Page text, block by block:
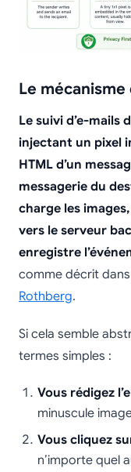
Le mécanisme
Le suivi d’e-mails
injectant un pixel
HTML d’un
messagerie du
charge les
vers le serveur
enregistre
comme décrit dans
Rothberg.
Si cela semble
termes simples :
Vous rédigez
minuscule
Vous cliquez
n’importe quel